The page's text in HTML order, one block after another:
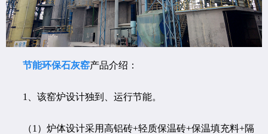
节能环保石灰窑产品介绍：
1、该窑炉设计独到、运行节能。
（1）炉体设计采用高铝砖+轻质保温砖+保温填充料+隔